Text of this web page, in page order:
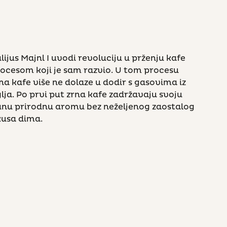
Majnl I uvodi revoluciju u prženju kafe
koji je sam razvio. U tom procesu
kafe više ne dolaze u dodir s gasovima iz
Po prvi put zrna kafe zadržavaju svoju
prirodnu aromu bez neželjenog zaostalog
dima.